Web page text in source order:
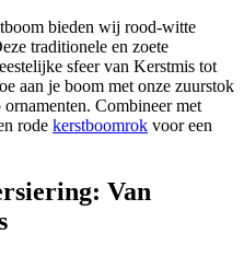
bieden wij rood-witte
traditionele en zoete
sfeer van Kerstmis tot
aan je boom met onze zuurstok
Combineer met
rode kerstboomrok voor een
Van